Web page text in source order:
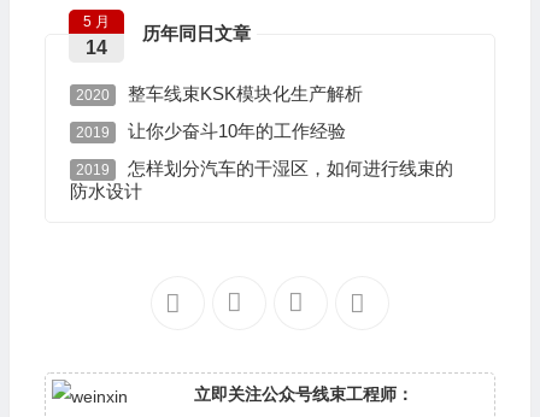
历年同日文章
5 月
14
2020 整车线束KSK模块化生产解析
2019 让你少奋斗10年的工作经验
2019
怎样划分汽车的干湿区，如何进行线束的
防水设计
立即关注公众号线束工程师：